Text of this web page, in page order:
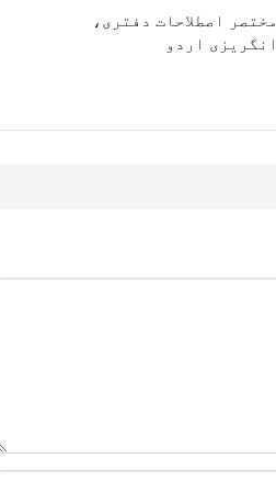
مختصر اصطلاحات دفتری،
انگریزی اردو